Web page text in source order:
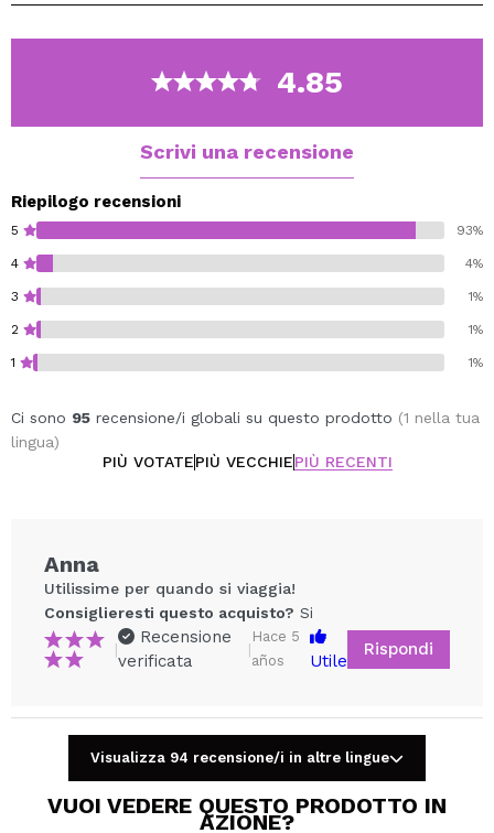
4.85
Scrivi una recensione
Riepilogo recensioni
5 93%
4 4%
3 1%
2 1%
1 1%
Ci sono 95 recensione/i globali su questo prodotto (1 nella tua
lingua)
PIÙ VOTATEPIÙ VECCHIEPIÙ RECENTI
Condividi un video o una foto
Il tuo video potrebbe essere il primo. Immaginalo...
Anna
Utilissime per quando si viaggia!
Consiglieresti questo acquisto? Si
|
Recensione
verificata
|
Hace 5
años
Utile
Rispondi
Visualizza 94 recensione/i in altre lingue
VUOI VEDERE QUESTO PRODOTTO IN
AZIONE?